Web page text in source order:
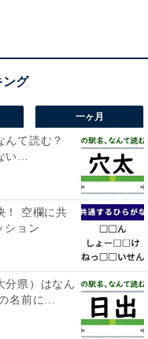
一ヶ月
んて読む？
い…
！ 空欄に共
ション
分県）はなん
名前に...